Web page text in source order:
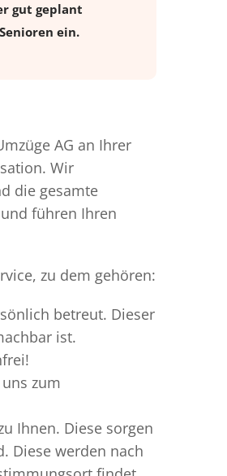
gut geplant
ein.
AG an Ihrer
Wir
die gesamte
führen Ihren
zu dem gehören:
betreut. Dieser
ist.
zum
Ihnen. Diese sorgen
Diese werden nach